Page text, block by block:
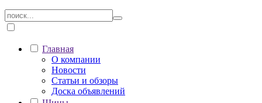
Главная
О компании
Новости
Статьи и обзоры
Доска объявлений